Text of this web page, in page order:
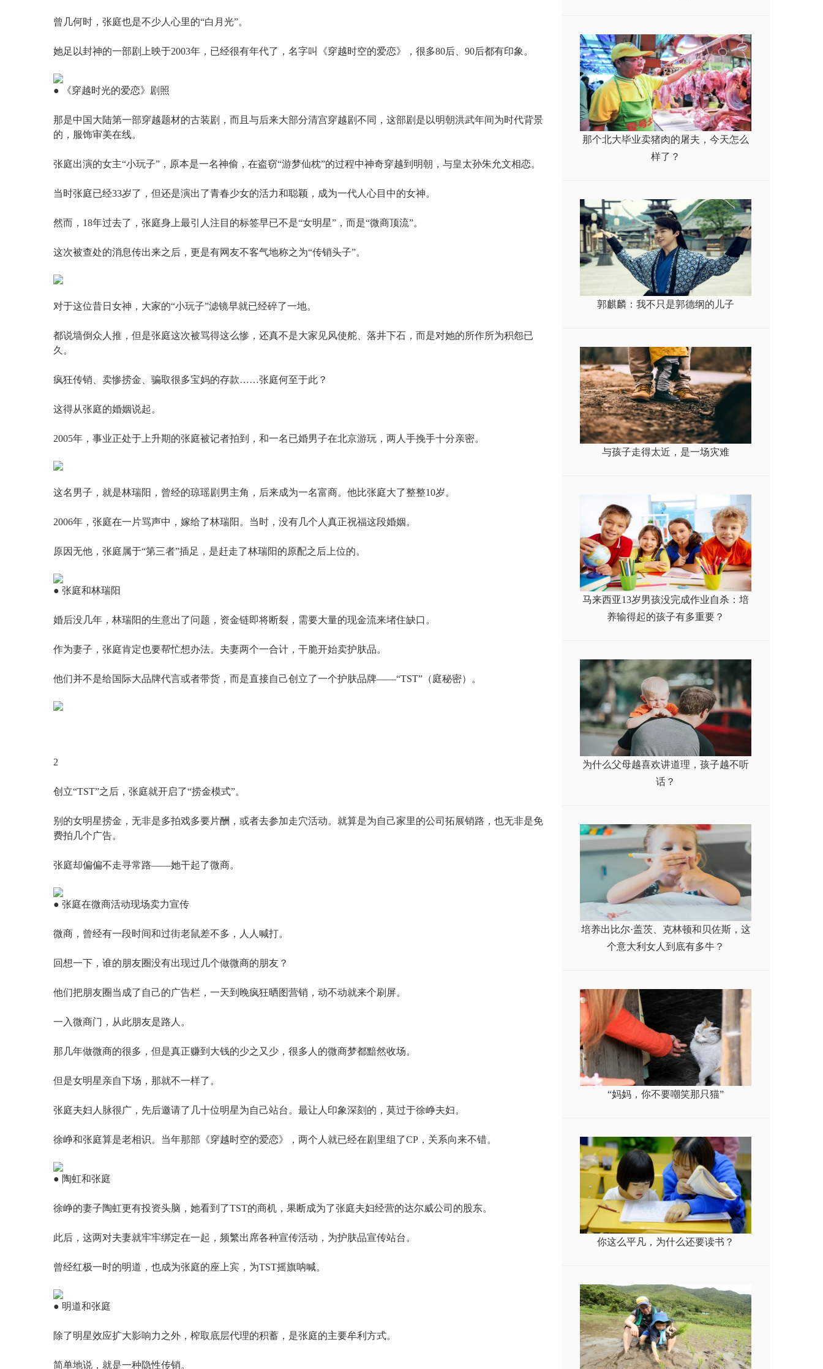
曾几何时，张庭也是不少人心里的“白月光”。
她足以封神的一部剧上映于2003年，已经很有年代了，名字叫《穿越时空的爱恋》，很多80后、90后都有印象。
● 《穿越时光的爱恋》剧照
那是中国大陆第一部穿越题材的古装剧，而且与后来大部分清宫穿越剧不同，这部剧是以明朝洪武年间为时代背景
的，服饰审美在线。
张庭出演的女主“小玩子”，原本是一名神偷，在盗窃“游梦仙枕”的过程中神奇穿越到明朝，与皇太孙朱允文相恋。
当时张庭已经33岁了，但还是演出了青春少女的活力和聪颖，成为一代人心目中的女神。
然而，18年过去了，张庭身上最引人注目的标签早已不是“女明星”，而是“微商顶流”。
这次被查处的消息传出来之后，更是有网友不客气地称之为“传销头子”。
对于这位昔日女神，大家的“小玩子”滤镜早就已经碎了一地。
都说墙倒众人推，但是张庭这次被骂得这么惨，还真不是大家见风使舵、落井下石，而是对她的所作所为积怨已
久。
疯狂传销、卖惨捞金、骗取很多宝妈的存款……张庭何至于此？
这得从张庭的婚姻说起。
2005年，事业正处于上升期的张庭被记者拍到，和一名已婚男子在北京游玩，两人手挽手十分亲密。
这名男子，就是林瑞阳，曾经的琼瑶剧男主角，后来成为一名富商。他比张庭大了整整10岁。
2006年，张庭在一片骂声中，嫁给了林瑞阳。当时，没有几个人真正祝福这段婚姻。
原因无他，张庭属于“第三者”插足，是赶走了林瑞阳的原配之后上位的。
● 张庭和林瑞阳
婚后没几年，林瑞阳的生意出了问题，资金链即将断裂，需要大量的现金流来堵住缺口。
作为妻子，张庭肯定也要帮忙想办法。夫妻两个一合计，干脆开始卖护肤品。
他们并不是给国际大品牌代言或者带货，而是直接自己创立了一个护肤品牌——“TST”（庭秘密）。
2
创立“TST”之后，张庭就开启了“捞金模式”。
别的女明星捞金，无非是多拍戏多要片酬，或者去参加走穴活动。就算是为自己家里的公司拓展销路，也无非是免
费拍几个广告。
张庭却偏偏不走寻常路——她干起了微商。
● 张庭在微商活动现场卖力宣传
微商，曾经有一段时间和过街老鼠差不多，人人喊打。
回想一下，谁的朋友圈没有出现过几个做微商的朋友？
他们把朋友圈当成了自己的广告栏，一天到晚疯狂晒图营销，动不动就来个刷屏。
一入微商门，从此朋友是路人。
那几年做微商的很多，但是真正赚到大钱的少之又少，很多人的微商梦都黯然收场。
但是女明星亲自下场，那就不一样了。
张庭夫妇人脉很广，先后邀请了几十位明星为自己站台。最让人印象深刻的，莫过于徐峥夫妇。
徐峥和张庭算是老相识。当年那部《穿越时空的爱恋》，两个人就已经在剧里组了CP，关系向来不错。
● 陶虹和张庭
徐峥的妻子陶虹更有投资头脑，她看到了TST的商机，果断成为了张庭夫妇经营的达尔威公司的股东。
此后，这两对夫妻就牢牢绑定在一起，频繁出席各种宣传活动，为护肤品宣传站台。
曾经红极一时的明道，也成为张庭的座上宾，为TST摇旗呐喊。
● 明道和张庭
除了明星效应扩大影响力之外，榨取底层代理的积蓄，是张庭的主要牟利方式。
简单地说，就是一种隐性传销。
那个北大毕业卖猪肉的屠夫，今天怎么
样了？
郭麒麟：我不只是郭德纲的儿子
与孩子走得太近，是一场灾难
马来西亚13岁男孩没完成作业自杀：培
养输得起的孩子有多重要？
为什么父母越喜欢讲道理，孩子越不听
话？
培养出比尔·盖茨、克林顿和贝佐斯，这
个意大利女人到底有多牛？
“妈妈，你不要嘲笑那只猫”
你这么平凡，为什么还要读书？